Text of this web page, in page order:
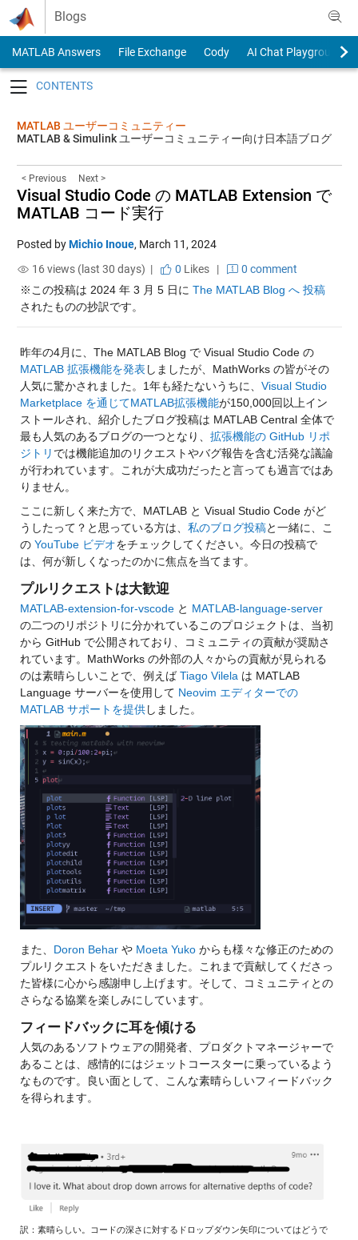
Skip to content
Blogs
MATLAB Answers File Exchange Cody
AI Chat Playground
MATLAB ユーザーコミュニティー
MATLAB & Simulink ユーザーコミュニティー向け日本語ブログ
< Previous Next >
Visual Studio Code の MATLAB Extension で
MATLAB コード実行
Posted byMichio Inoue, March 11, 2024
16 views (last 30 days) |
0 Likes|
0 comment
※この投稿は 2024 年 3 月 5 日に The MATLAB Blog へ 投稿
されたものの抄訳です。
昨年の4月に、The MATLAB Blog で Visual Studio Code の
MATLAB 拡張機能を発表 しましたが、MathWorks の皆がその
人気に驚かされました。1年も経たないうちに、 Visual Studio
Marketplace を通じてMATLAB拡張機能が150,000回以上イン
ストールされ、紹介したブログ投稿は MATLAB Central 全体で
最も人気のあるブログの一つとなり、 拡張機能の GitHub リポ
ジトリ では機能追加のリクエストやバグ報告を含む活発な議論
が行われています。これが大成功だったと言っても過言ではあ
りません。
ここに新しく来た方で、MATLAB と Visual Studio Code がど
うしたって？と思っている方は、 私のブログ投稿と一緒に、こ
の YouTube ビデオをチェックしてください。今日の投稿で
は、何が新しくなったのかに焦点を当てます。
プルリクエストは大歓迎
MATLAB-extension-for-vscode と MATLAB-language-server
の二つのリポジトリに分かれているこのプロジェクトは、当初
から GitHub で公開されており、コミュニティの貢献が奨励さ
れています。MathWorks の外部の人々からの貢献が見られる
のは素晴らしいことで、例えば Tiago Vilela は MATLAB
Language サーバーを使用して Neovim エディターでの
MATLAB サポートを提供しました。
また、 Doron Behar や Moeta Yuko からも様々な修正のための
プルリクエストをいただきました。これまで貢献してくださっ
た皆様に心から感謝申し上げます。そして、コミュニティとの
さらなる協業を楽しみにしています。
フィードバックに耳を傾ける
人気のあるソフトウェアの開発者、プロダクトマネージャーで
あることは、感情的にはジェットコースターに乗っているよう
なものです。良い面として、こんな素晴らしいフィードバック
を得られます。
訳：素晴らしい。コードの深さに対するドロップダウン矢印についてはどうで